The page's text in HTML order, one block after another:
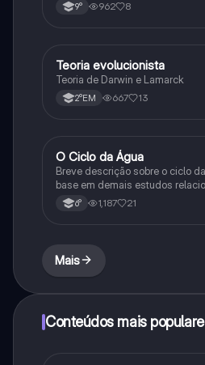
algumas questões para se
9° 962 8
Biologia
Teoria evolucionista
Teoria de Darwin e Lamarck
2°EM 667 13
Química
O Ciclo da Água
Breve descrição sobre o ciclo
base em demais estudos
6° 1,187 21
Mais
Conteúdos mais